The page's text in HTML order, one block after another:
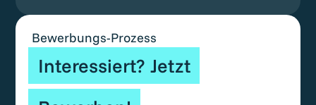
Bewerbungs-Prozess
Interessiert? Jetzt